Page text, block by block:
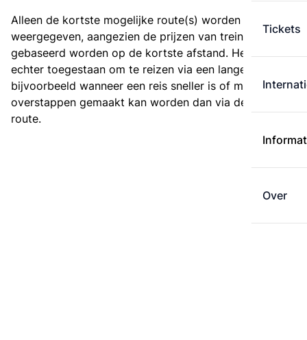
Tickets
Over
Alleen de kortste mogelijke route(s) worden
weergegeven, aangezien de prijzen van treintickets
gebaseerd worden op de kortste afstand. Het is
echter toegestaan om te reizen via een langere route,
bijvoorbeeld wanneer een reis sneller is of met minder
overstappen gemaakt kan worden dan via de kortste
route.